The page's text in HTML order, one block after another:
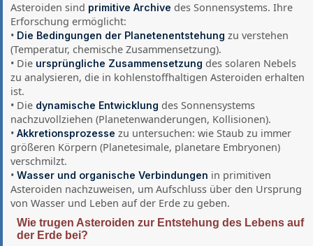
Asteroiden sind primitive Archive des Sonnensystems. Ihre
Erforschung ermöglicht:
• Die Bedingungen der Planetenentstehung zu verstehen
(Temperatur, chemische Zusammensetzung).
• Die ursprüngliche Zusammensetzung des solaren Nebels
zu analysieren, die in kohlenstoffhaltigen Asteroiden erhalten
ist.
• Die dynamische Entwicklung des Sonnensystems
nachzuvollziehen (Planetenwanderungen, Kollisionen).
•Akkretionsprozesse zu untersuchen: wie Staub zu immer
größeren Körpern (Planetesimale, planetare Embryonen)
verschmilzt.
•Wasser und organische Verbindungen in primitiven
Asteroiden nachzuweisen, um Aufschluss über den Ursprung
von Wasser und Leben auf der Erde zu geben.
Wie trugen Asteroiden zur Entstehung des Lebens auf
der Erde bei?